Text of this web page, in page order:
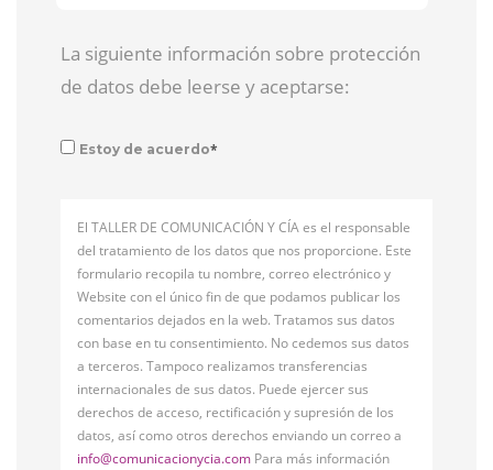
La siguiente información sobre protección
de datos debe leerse y aceptarse:
Estoy de acuerdo*
El TALLER DE COMUNICACIÓN Y CÍA es el responsable
del tratamiento de los datos que nos proporcione. Este
formulario recopila tu nombre, correo electrónico y
Website con el único fin de que podamos publicar los
comentarios dejados en la web. Tratamos sus datos
con base en tu consentimiento. No cedemos sus datos
a terceros. Tampoco realizamos transferencias
internacionales de sus datos. Puede ejercer sus
derechos de acceso, rectificación y supresión de los
datos, así como otros derechos enviando un correo a
info@comunicacionycia.com Para más información